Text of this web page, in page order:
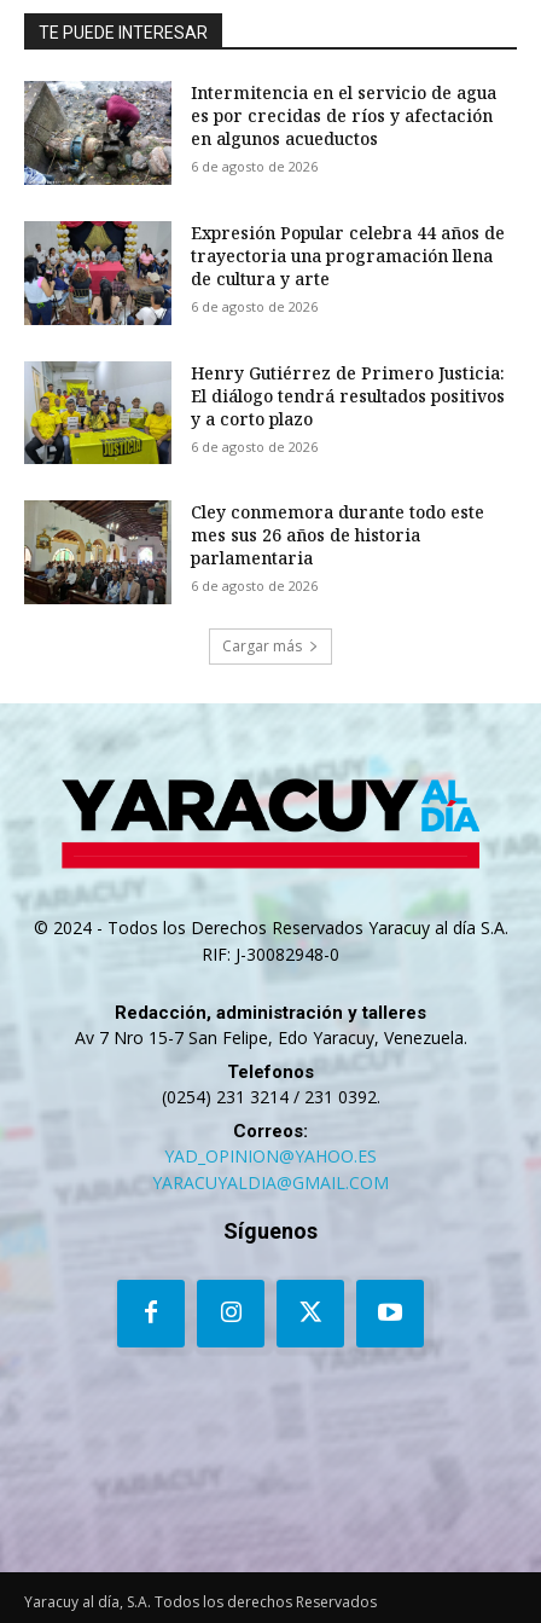
TE PUEDE INTERESAR
Intermitencia en el servicio de agua
es por crecidas de ríos y afectación
en algunos acueductos
6 de agosto de 2026
Expresión Popular celebra 44 años de
trayectoria una programación llena
de cultura y arte
6 de agosto de 2026
Henry Gutiérrez de Primero Justicia:
El diálogo tendrá resultados positivos
y a corto plazo
6 de agosto de 2026
Cley conmemora durante todo este
mes sus 26 años de historia
parlamentaria
6 de agosto de 2026
Cargar más
© 2024 - Todos los Derechos Reservados Yaracuy al día S.A.
RIF: J-30082948-0
Redacción, administración y talleres
Av 7 Nro 15-7 San Felipe, Edo Yaracuy, Venezuela.
Telefonos
(0254) 231 3214 / 231 0392.
Correos:
YAD_OPINION@YAHOO.ES
YARACUYALDIA@GMAIL.COM
Síguenos
Yaracuy al día, S.A. Todos los derechos Reservados